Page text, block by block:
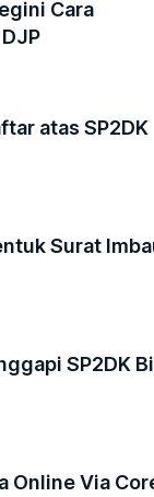
Cara
atas SP2DK
Surat
SP2DK
Online Via